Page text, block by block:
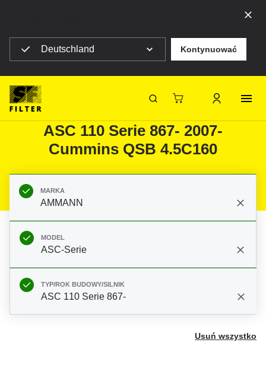
Deutschland Kontynuować
SF-Filter
Filtry do AMMANN ASC-Serie
ASC 110 Serie 867- 2007-
Cummins QSB 4.5C160
MARKA
AMMANN
MODEL
ASC-Serie
TYP/ROK BUDOWY/SILNIK
ASC 110 Serie 867-
Usuń wszystko